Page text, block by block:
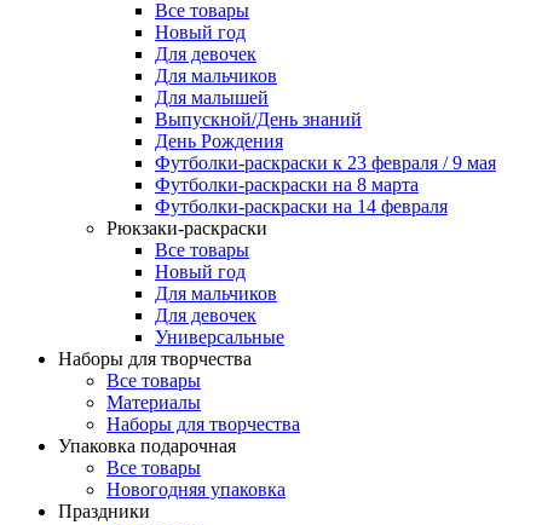
Все товары
Новый год
Для девочек
Для мальчиков
Для малышей
Выпускной/День знаний
День Рождения
Футболки-раскраски к 23 февраля / 9 мая
Футболки-раскраски на 8 марта
Футболки-раскраски на 14 февраля
Рюкзаки-раскраски
Все товары
Новый год
Для мальчиков
Для девочек
Универсальные
Наборы для творчества
Все товары
Материалы
Наборы для творчества
Упаковка подарочная
Все товары
Новогодняя упаковка
Праздники